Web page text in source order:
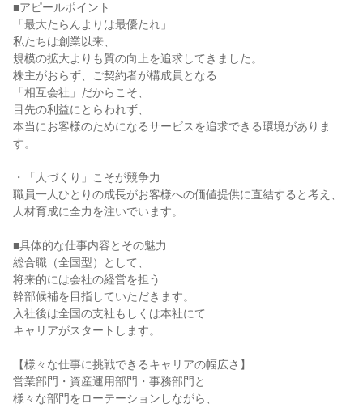
■アピールポイント
「最大たらんよりは最優たれ」
私たちは創業以来、
規模の拡大よりも質の向上を追求してきました。
株主がおらず、ご契約者が構成員となる
「相互会社」だからこそ、
目先の利益にとらわれず、
本当にお客様のためになるサービスを追求できる環境がありま
す。
・「人づくり」こそが競争力
職員一人ひとりの成長がお客様への価値提供に直結すると考え、
人材育成に全力を注いでいます。
■具体的な仕事内容とその魅力
総合職（全国型）として、
将来的には会社の経営を担う
幹部候補を目指していただきます。
入社後は全国の支社もしくは本社にて
キャリアがスタートします。
【様々な仕事に挑戦できるキャリアの幅広さ】
営業部門・資産運用部門・事務部門と
様々な部門をローテーションしながら、